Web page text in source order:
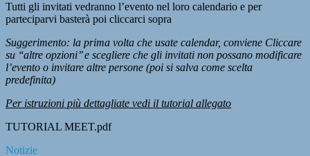
Tutti gli invitati vedranno l’evento nel loro calendario e per
parteciparvi basterà poi cliccarci sopra
Suggerimento: la prima volta che usate calendar, conviene Cliccare
su ‘‘altre opzioni’’ e scegliere che gli invitati non possano modificare
l’evento o invitare altre persone (poi si salva come scelta
predefinita)
Per istruzioni più dettagliate vedi il tutorial allegato
TUTORIAL MEET.pdf
Notizie